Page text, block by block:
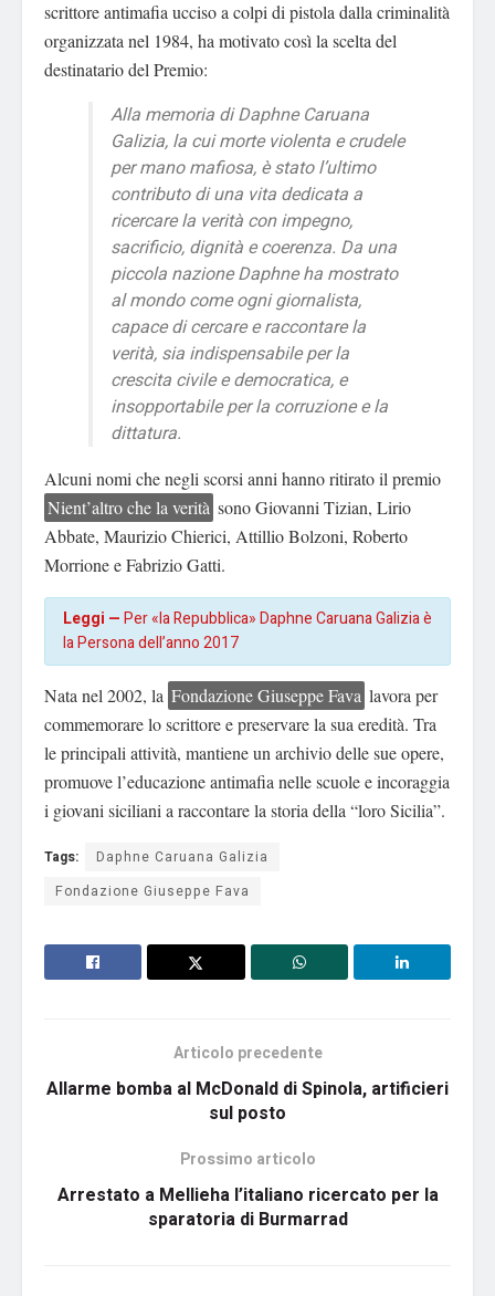
scrittore antimafia ucciso a colpi di pistola dalla criminalità
organizzata nel 1984, ha motivato così la scelta del
destinatario del Premio:
Alla memoria di Daphne Caruana
Galizia, la cui morte violenta e crudele
per mano mafiosa, è stato l’ultimo
contributo di una vita dedicata a
ricercare la verità con impegno,
sacrificio, dignità e coerenza. Da una
piccola nazione Daphne ha mostrato
al mondo come ogni giornalista,
capace di cercare e raccontare la
verità, sia indispensabile per la
crescita civile e democratica, e
insopportabile per la corruzione e la
dittatura.
Alcuni nomi che negli scorsi anni hanno ritirato il premio
Nient’altro che la verità sono Giovanni Tizian, Lirio
Abbate, Maurizio Chierici, Attillio Bolzoni, Roberto
Morrione e Fabrizio Gatti.
Leggi —Per «la Repubblica» Daphne Caruana Galizia è
la Persona dell’anno 2017
Nata nel 2002, la Fondazione Giuseppe Fava lavora per
commemorare lo scrittore e preservare la sua eredità. Tra
le principali attività, mantiene un archivio delle sue opere,
promuove l’educazione antimafia nelle scuole e incoraggia
i giovani siciliani a raccontare la storia della “loro Sicilia”.
Tags:
Daphne Caruana Galizia
Fondazione Giuseppe Fava
Articolo precedente
Allarme bomba al McDonald di Spinola, artificieri
sul posto
Prossimo articolo
Arrestato a Mellieha l’italiano ricercato per la
sparatoria di Burmarrad